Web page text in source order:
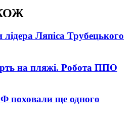
лідера Ляпіса Трубецького
на пляжі. Робота ППО
поховали ще одного